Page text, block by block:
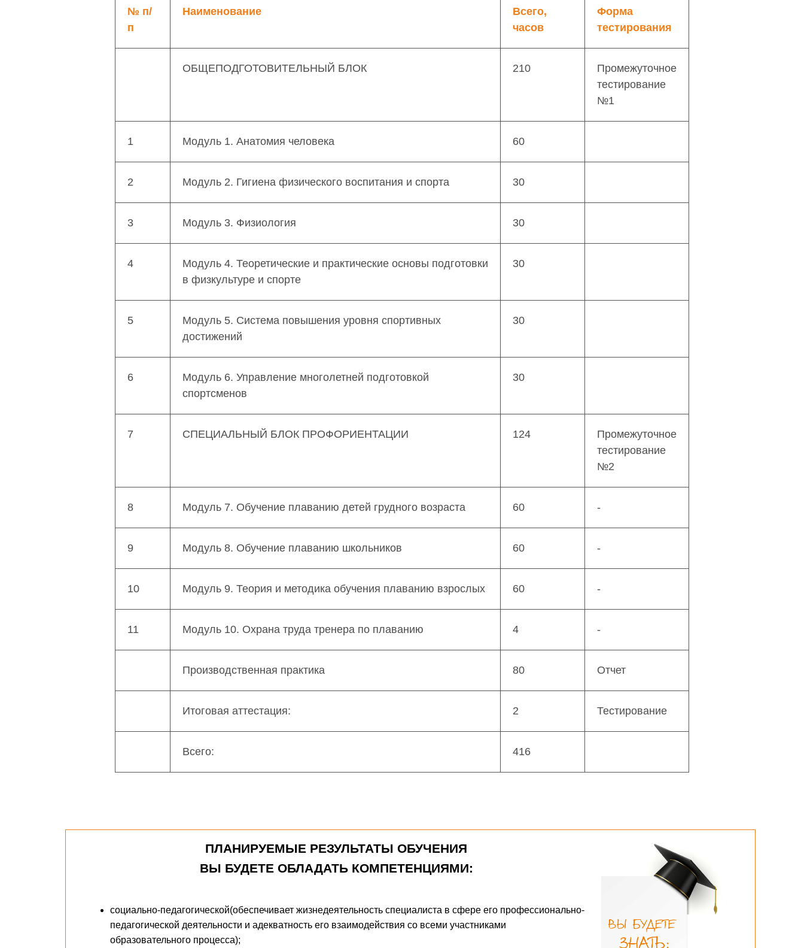
№ п/
п
Наименование
Всего,
часов
Форма
тестирования
ОБЩЕПОДГОТОВИТЕЛЬНЫЙ БЛОК 210
Промежуточное
тестирование
№1
1 Модуль 1. Анатомия человека 60
2 Модуль 2. Гигиена физического воспитания и спорта 30
3 Модуль 3. Физиология 30
4
Модуль 4. Теоретические и практические основы подготовки
в физкультуре и спорте
30
5
Модуль 5. Система повышения уровня спортивных
достижений
30
6
Модуль 6. Управление многолетней подготовкой
спортсменов
30
7 СПЕЦИАЛЬНЫЙ БЛОК ПРОФОРИЕНТАЦИИ 124
Промежуточное
тестирование
№2
8 Модуль 7. Обучение плаванию детей грудного возраста 60 -
9 Модуль 8. Обучение плаванию школьников 60 -
10 Модуль 9. Теория и методика обучения плаванию взрослых 60 -
11 Модуль 10. Охрана труда тренера по плаванию 4 -
Производственная практика 80 Отчет
Итоговая аттестация: 2 Тестирование
Всего: 416
социально-педагогической(обеспечивает жизнедеятельность специалиста в сфере его профессионально-
педагогической деятельности и адекватность его взаимодействия со всеми участниками
образовательного процесса);
ПЛАНИРУЕМЫЕ РЕЗУЛЬТАТЫ ОБУЧЕНИЯ
ВЫ БУДЕТЕ ОБЛАДАТЬ КОМПЕТЕНЦИЯМИ: